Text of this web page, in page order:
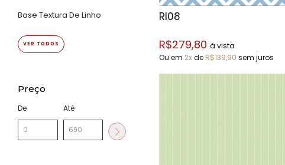
Base Textura De Linho
VER TODOS
Preço
De Até
RI08
R$279,80 á vista
Ou em 2xde R$139,90 sem juros